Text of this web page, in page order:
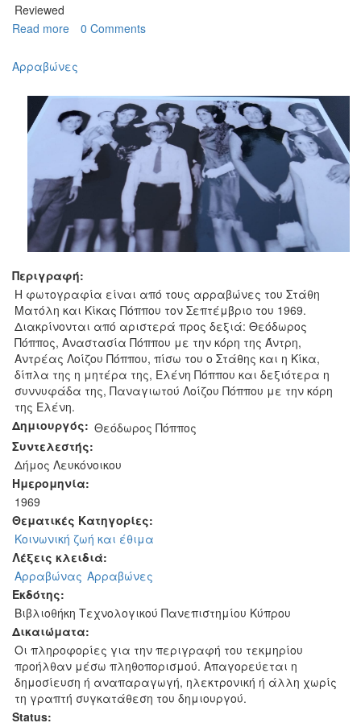
Reviewed
Read more about
0 Comments
Αρραβώνες
Περιγραφή:
Η φωτογραφία είναι από τους αρραβώνες του Στάθη
Ματόλη και Κίκας Πόππου τον Σεπτέμβριο του 1969.
Διακρίνονται από αριστερά προς δεξιά: Θεόδωρος
Πόππος, Αναστασία Πόππου με την κόρη της Άντρη,
Αντρέας Λοίζου Πόππου, πίσω του ο Στάθης και η Κίκα,
δίπλα της η μητέρα της, Ελένη Πόππου και δεξιότερα η
συννυφάδα της, Παναγιωτού Λοίζου Πόππου με την κόρη
της Ελένη.
Δημιουργός: Θεόδωρος Πόππος
Συντελεστής:
Δήμος Λευκόνοικου
Ημερομηνία:
1969
Θεματικές Κατηγορίες:
Κοινωνική ζωή και έθιμα
Λέξεις κλειδιά:
Αρραβώνας Αρραβώνες
Εκδότης:
Βιβλιοθήκη Τεχνολογικού Πανεπιστημίου Κύπρου
Δικαιώματα:
Οι πληροφορίες για την περιγραφή του τεκμηρίου
προήλθαν μέσω πληθοπορισμού. Απαγορεύεται η
δημοσίευση ή αναπαραγωγή, ηλεκτρονική ή άλλη χωρίς
τη γραπτή συγκατάθεση του δημιουργού.
Status: